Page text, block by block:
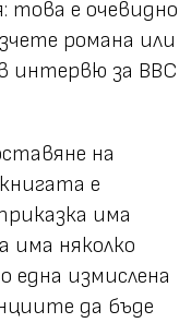
това е очевидно
романа или
интервю за BBC
на
е
има
има няколко
една измислена
да бъде